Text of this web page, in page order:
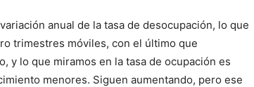
anual de la tasa de desocupación, lo que
trimestres móviles, con el último que
y lo que miramos en la tasa de ocupación es
menores. Siguen aumentando, pero ese